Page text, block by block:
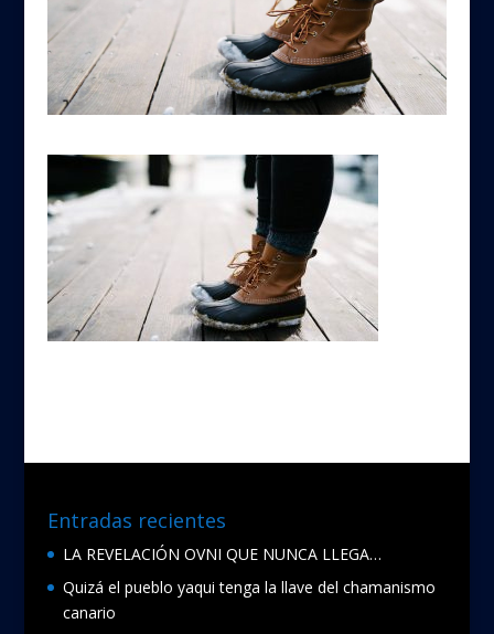
Entradas recientes
LA REVELACIÓN OVNI QUE NUNCA LLEGA…
Quizá el pueblo yaqui tenga la llave del chamanismo
canario